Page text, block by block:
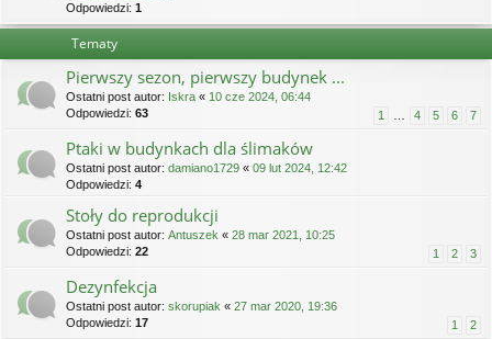
Odpowiedzi: 1
Tematy
Pierwszy sezon, pierwszy budynek ...
Ostatni post autor: Iskra « 10 cze 2024, 06:44
Odpowiedzi: 63 1 4 5 6 7
Ptaki w budynkach dla ślimaków
Ostatni post autor: damiano1729 « 09 lut 2024, 12:42
Odpowiedzi: 4
Stoły do reprodukcji
Ostatni post autor: Antuszek « 28 mar 2021, 10:25
Odpowiedzi: 22 1 2 3
Dezynfekcja
Ostatni post autor: skorupiak « 27 mar 2020, 19:36
Odpowiedzi: 17 1 2